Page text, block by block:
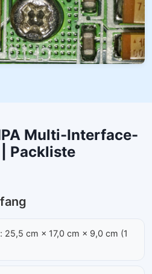
Multi-Interface-
Packliste
25,5 cm × 17,0 cm × 9,0 cm (1